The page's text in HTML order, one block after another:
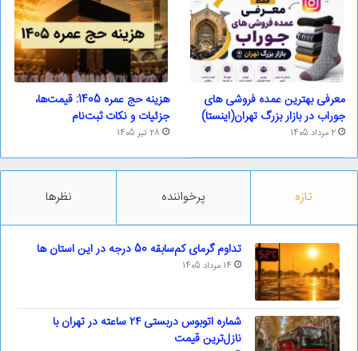
معرفی بهترین عمده فروشی های
جوراب در بازار بزرگ تهران(اینستا)
2 مرداد 1405
هزینه حج عمره 1405: قیمت‌ها،
جزئیات و نکات ثبت‌نام
28 تیر 1405
تازه پرخواننده نظرها
تداوم گرمای کم‌سابقه 50 درجه در این استان ها
14 مرداد 1405
شماره اتوبوس دربستی ۲۴ ساعته در تهران با
نازل‌ترین قیمت